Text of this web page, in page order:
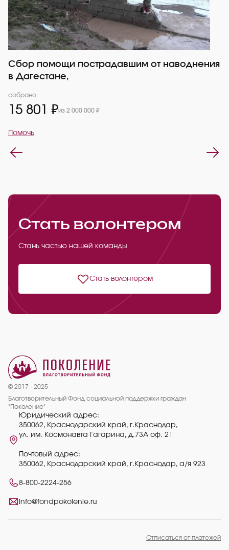
Сбор помощи пострадавшим от наводнения
в Дагестане,
собрано
15 801 ₽из 2 000 000 ₽
Помочь
Стать волонтером
Стань частью нашей команды
Стать волонтером
© 2017 - 2025
Благотворительный Фонд социальной поддержки граждан
"Поколение"
Юридический адрес:
350062, Краснодарский край, г.Краснодар,
ул. им. Космонавта Гагарина, д.73А оф. 21
Почтовый адрес:
350062, Краснодарский край, г.Краснодар, а/я 923
8-800-2224-256
info@fondpokolenie.ru
Отписаться от платежей